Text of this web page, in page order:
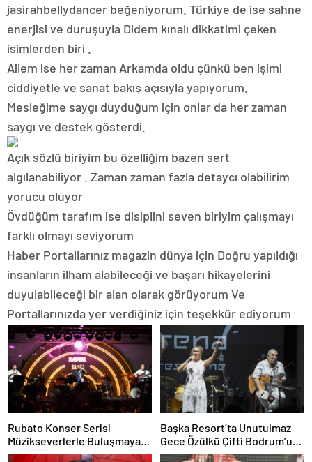
jasirahbellydancer beğeniyorum. Türkiye de ise sahne
enerjisi ve duruşuyla Didem kınalı dikkatimi çeken
isimlerden biri .
Ailem ise her zaman Arkamda oldu çünkü ben işimi
ciddiyetle ve sanat bakış açısıyla yapıyorum.
Mesleğime saygı duyduğum için onlar da her zaman
saygı ve destek gösterdi.
Açık sözlü biriyim bu özelliğim bazen sert
algılanabiliyor . Zaman zaman fazla detaycı olabilirim
yorucu oluyor
Övdüğüm tarafım ise disiplini seven biriyim çalışmayı
farklı olmayı seviyorum
Haber Portallarınız magazin dünya için Doğru yapıldığı
insanların ilham alabileceği ve başarı hikayelerini
duyulabileceği bir alan olarak görüyorum Ve
Portallarınızda yer verdiğiniz için teşekkür ediyorum
Rubato Konser Serisi
Müzikseverlerle Buluşmaya
Devam Ediyor
Başka Resort’ta Unutulmaz
Gece Özülkü Çifti Bodrum’u
Büyüledi